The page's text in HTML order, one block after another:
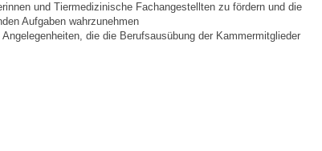
Rund um den Wein
und Tiermedizinische Fachangestellten zu fördern und die
Aufgaben wahrzunehmen
die die Berufsausübung der Kammermitglieder